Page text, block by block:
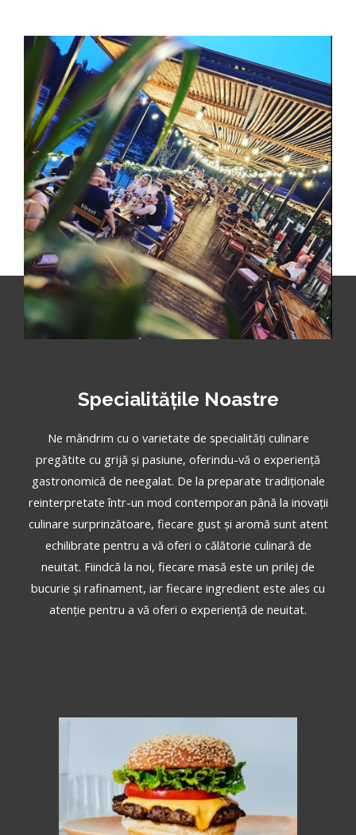
Specialităţile Noastre
Ne mândrim cu o varietate de specialități culinare
pregătite cu grijă și pasiune, oferindu-vă o experiență
gastronomică de neegalat. De la preparate tradiționale
reinterpretate într-un mod contemporan până la inovații
culinare surprinzătoare, fiecare gust și aromă sunt atent
echilibrate pentru a vă oferi o călătorie culinară de
neuitat. Fiindcă la noi, fiecare masă este un prilej de
bucurie și rafinament, iar fiecare ingredient este ales cu
atenție pentru a vă oferi o experiență de neuitat.